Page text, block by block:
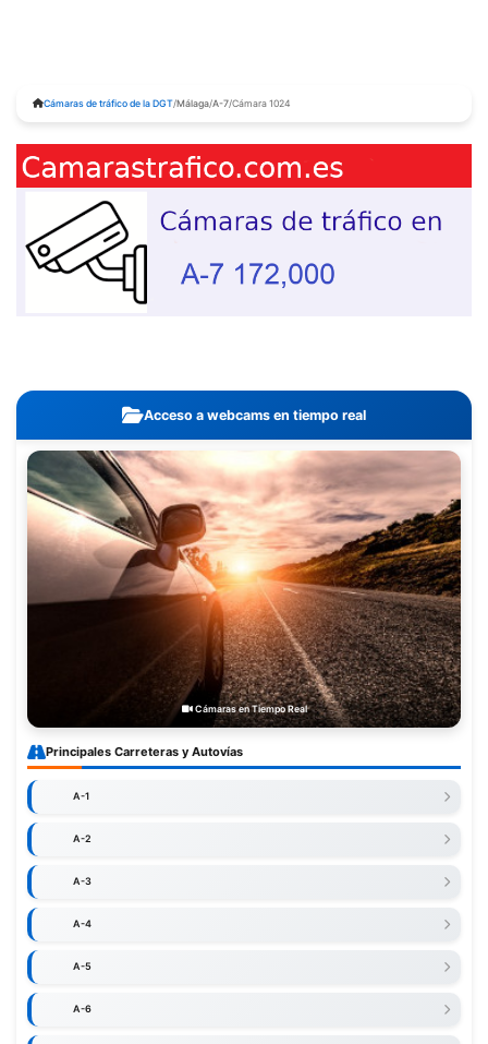
Cámaras de tráfico de la DGT/Málaga/A-7/Cámara 1024
Acceso a webcams en tiempo real
Cámaras en Tiempo Real
Principales Carreteras y Autovías
A-1
A-2
A-3
A-4
A-5
A-6